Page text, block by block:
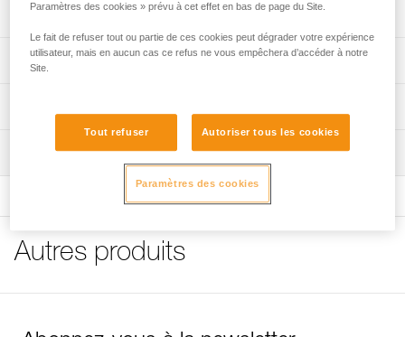
Descriptif
Permet d’installer une lampe frontale sur un casque qui ne
possède pas de crochets.
Spécifications techniques
Référence : E04350
Garantie : 3 ans
Conditionnement : 1
Inspection
Autres produits
Paramètres des cookies » prévu à cet effet en bas de page du Site.
Le fait de refuser tout ou partie de ces cookies peut dégrader votre expérience
utilisateur, mais en aucun cas ce refus ne vous empêchera d’accéder à notre
Site.
Tout refuser Autoriser tous les cookies
Paramètres des cookies